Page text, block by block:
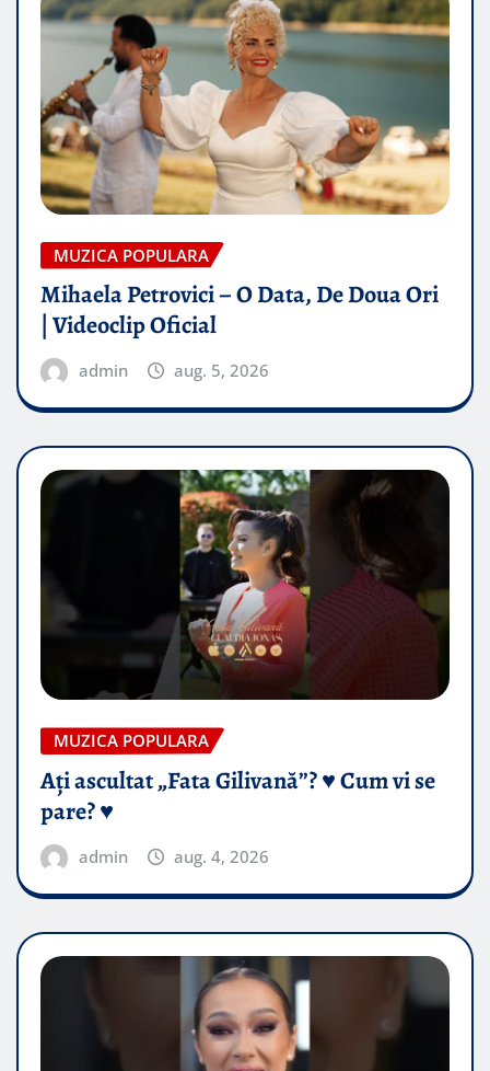
MUZICA POPULARA
Mihaela Petrovici – O Data, De Doua Ori
| Videoclip Oficial
admin aug. 5, 2026
MUZICA POPULARA
Ați ascultat „Fata Gilivană”? ♥️ Cum vi se
pare? ♥️
admin aug. 4, 2026